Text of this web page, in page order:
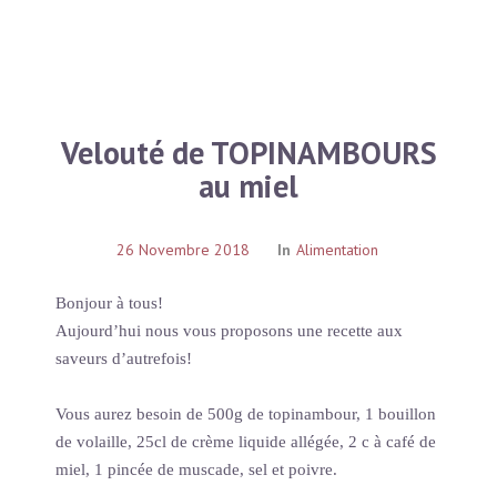
Velouté de TOPINAMBOURS
au miel
26 Novembre 2018 In Alimentation
Bonjour à tous!
Aujourd’hui nous vous proposons une recette aux
saveurs d’autrefois!
Vous aurez besoin de 500g de topinambour, 1 bouillon
de volaille, 25cl de crème liquide allégée, 2 c à café de
miel, 1 pincée de muscade, sel et poivre.